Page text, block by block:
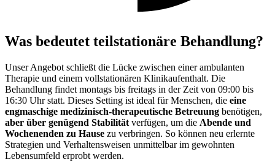
Was bedeutet teilstationäre Behandlung?
Unser Angebot schließt die Lücke zwischen einer ambulanten
Therapie und einem vollstationären Klinikaufenthalt. Die
Behandlung findet montags bis freitags in der Zeit von 09:00 bis
16:30 Uhr statt. Dieses Setting ist ideal für Menschen, die eine
engmaschige medizinisch-therapeutische Betreuung benötigen,
aber über genügend Stabilität verfügen, um die Abende und
Wochenenden zu Hause zu verbringen. So können neu erlernte
Strategien und Verhaltensweisen unmittelbar im gewohnten
Lebensumfeld erprobt werden.